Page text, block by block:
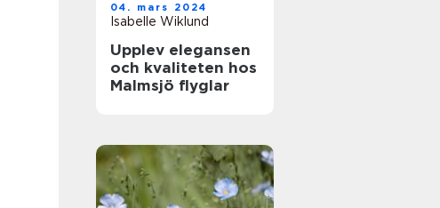
04. mars 2024
Isabelle Wiklund
Upplev elegansen
och kvaliteten hos
Malmsjö flyglar